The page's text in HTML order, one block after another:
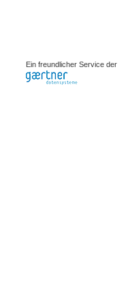
Ein freundlicher Service der